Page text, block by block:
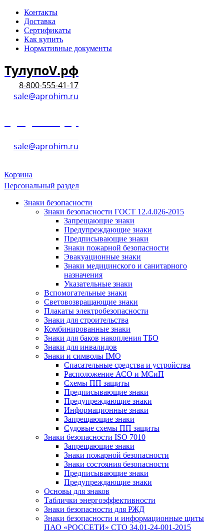
Контакты
Доставка
Сертификаты
Как купить
Нормативные документы
ТулупоV.рф
8-800-555-41-17
sale@aprohim.ru
sale@aprohim.ru
Корзина
Персональный раздел
Знаки безопасности
Знаки безопасности ГОСТ 12.4.026-2015
Запрещающие знаки
Предупреждающие знаки
Предписывающие знаки
Знаки пожарной безопасности
Эвакуационные знаки
Знаки медицинского и санитарного
назначения
Указательные знаки
Вспомогательные знаки
Световозвращающие знаки
Плакаты электробезопасности
Знаки для строительства
Комбинированные знаки
Знаки для баков накопления ТБО
Знаки для инвалидов
Знаки и символы IMO
Спасательные средства и устройства
Расположение АСО и МСиП
Схемы ПП защиты
Предписывающие знаки
Предупреждающие знаки
Информационные знаки
Запрещающие знаки
Судовые схемы ПП защиты
Знаки безопасности ISO 7010
Запрещающие знаки
Знаки пожарной безопасности
Знаки состояния безопасности
Предписывающие знаки
Предупреждающие знаки
Основы для знаков
Таблички энергоэффективности
Знаки безопасности для РЖД
Знаки безопасности и информационные щиты
ПАО «РОССЕТИ» СТО 34.01-24-001-2015